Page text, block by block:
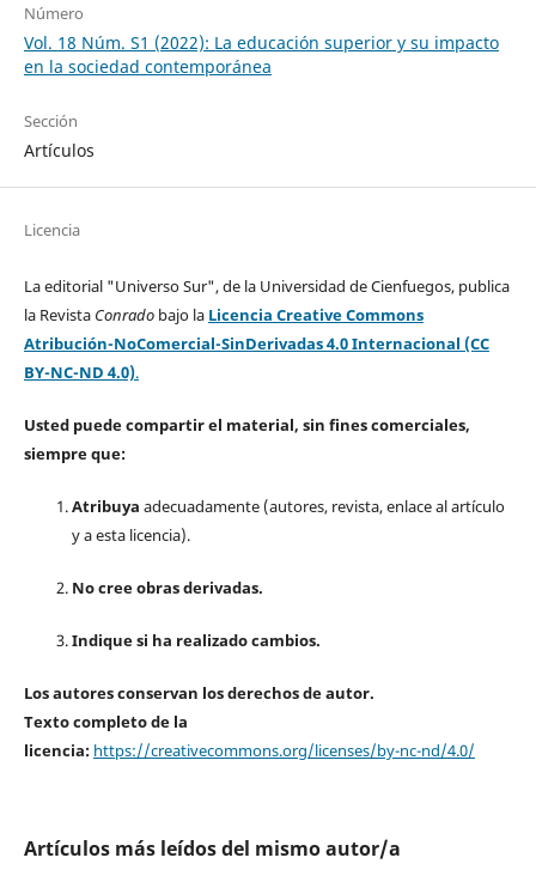
Número
Vol. 18 Núm. S1 (2022): La educación superior y su impacto
en la sociedad contemporánea
Sección
Artículos
Licencia
La editorial "Universo Sur", de la Universidad de Cienfuegos, publica
la Revista Conradobajo la Licencia Creative Commons
Atribución-NoComercial-SinDerivadas 4.0 Internacional (CC
BY-NC-ND 4.0).
Usted puede compartir el material, sin fines comerciales,
siempre que:
Atribuya adecuadamente (autores, revista, enlace al artículo
y a esta licencia).
No cree obras derivadas.
Indique si ha realizado cambios.
Los autores conservan los derechos de autor.
Texto completo de la
licencia: https://creativecommons.org/licenses/by-nc-nd/4.0/
Artículos más leídos del mismo autor/a